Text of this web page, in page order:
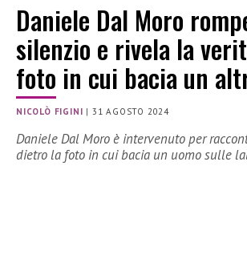
Daniele Dal Moro
silenzio e rivela la
foto in cui bacia un
NICOLÒ FIGINI | 31 AGOSTO 2024
Daniele Dal Moro è intervenuto per
dietro la foto in cui bacia un uomo sulle